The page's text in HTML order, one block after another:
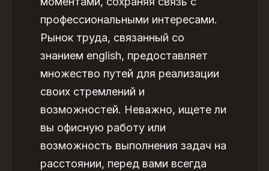
профессиональными интересами.
Рынок труда, связанный со
знанием english, предоставляет
множество путей для реализации
своих стремлений и
возможностей. Неважно, ищете ли
вы офисную работу или
возможность выполнения задач на
расстоянии, перед вами всегда